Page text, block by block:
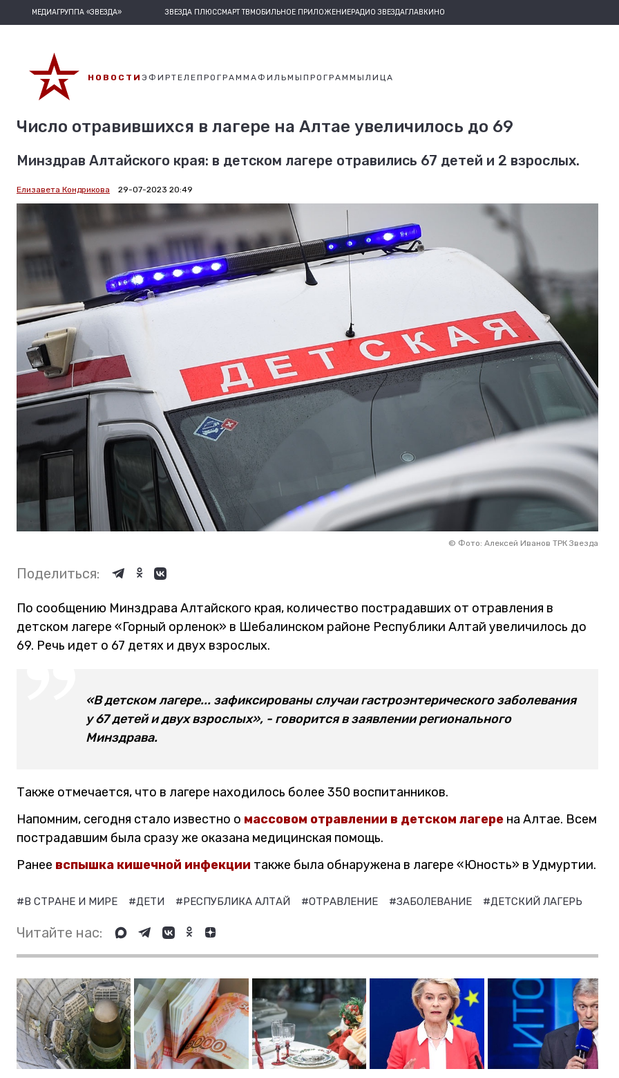
МЕДИАГРУППА «ЗВЕЗДА» ЗВЕЗДА ПЛЮССМАРТ ТВМОБИЛЬНОЕ ПРИЛОЖЕНИЕРАДИО ЗВЕЗДАГЛАВКИНО
НОВОСТИ ЭФИРТЕЛЕПРОГРАММАФИЛЬМЫ ПРОГРАММЫ ЛИЦА
Число отравившихся в лагере на Алтае увеличилось до 69
Минздрав Алтайского края: в детском лагере отравились 67 детей и 2 взрослых.
Елизавета Кондрикова 29-07-2023 20:49
© Фото: Алексей Иванов ТРК Звезда
Поделиться:
По сообщению Минздрава Алтайского края, количество пострадавших от отравления в
детском лагере «Горный орленок» в Шебалинском районе Республики Алтай увеличилось до
69. Речь идет о 67 детях и двух взрослых.
«В детском лагере... зафиксированы случаи гастроэнтерического заболевания
у 67 детей и двух взрослых», - говорится в заявлении регионального
Минздрава.
Также отмечается, что в лагере находилось более 350 воспитанников.
Напомним, сегодня стало известно о массовом отравлении в детском лагере на Алтае. Всем
пострадавшим была сразу же оказана медицинская помощь.
Ранее вспышка кишечной инфекции также была обнаружена в лагере «Юность» в Удмуртии.
#В СТРАНЕ И МИРЕ #ДЕТИ #РЕСПУБЛИКА АЛТАЙ #ОТРАВЛЕНИЕ #ЗАБОЛЕВАНИЕ #ДЕТСКИЙ ЛАГЕРЬ
Читайте нас: